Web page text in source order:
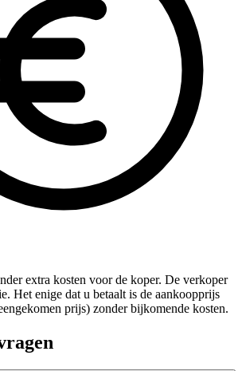
extra kosten voor de koper. De verkoper
Het enige dat u betaalt is de aankoopprijs
prijs) zonder bijkomende kosten.